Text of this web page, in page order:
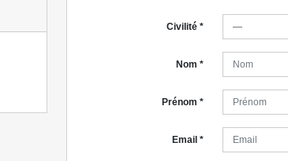
Civilité *
Nom *
Prénom *
Email *